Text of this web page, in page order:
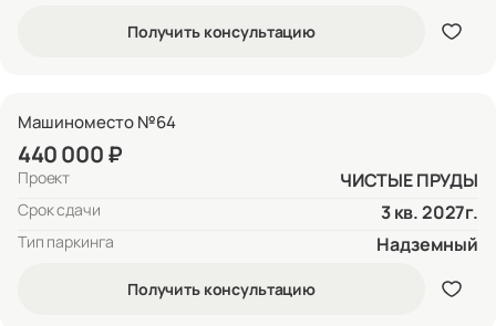
Получить консультацию
Машиноместо №64
440 000 ₽
Проект ЧИСТЫЕ ПРУДЫ
Срок сдачи 3 кв. 2027г.
Тип паркинга Надземный
Получить консультацию